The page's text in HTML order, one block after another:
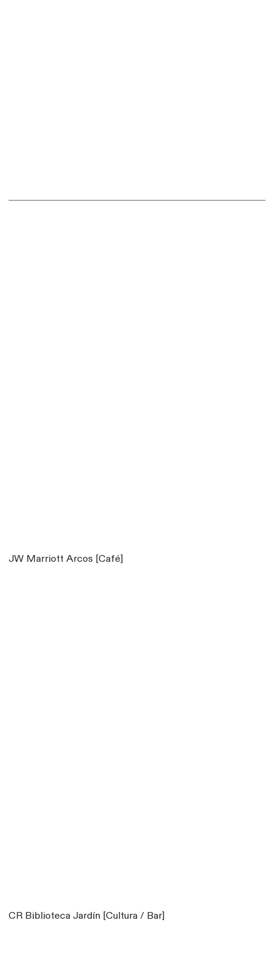
JW Marriott Arcos [Café]
CR Biblioteca Jardín [Cultura / Bar]